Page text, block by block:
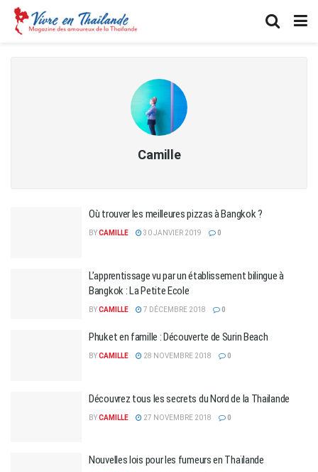
Camille
Où trouver les meilleures pizzas à Bangkok ?
BYCAMILLE 30 JANVIER 2019 0
L’apprentissage vu par un établissement bilingue à
Bangkok : La Petite Ecole
BYCAMILLE 7 DÉCEMBRE 2018 0
Phuket en famille : Découverte de Surin Beach
BYCAMILLE 28 NOVEMBRE 2018 0
Découvrez tous les secrets du Nord de la Thailande
BYCAMILLE 27 NOVEMBRE 2018 0
Nouvelles lois pour les fumeurs en Thaïlande